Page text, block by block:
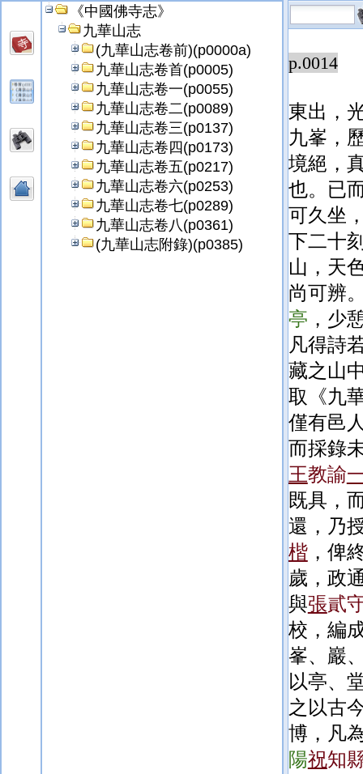
《中國佛寺志》
九華山志
(九華山志卷前)(p0000a)
九華山志卷首(p0005)
九華山志卷一(p0055)
九華山志卷二(p0089)
九華山志卷三(p0137)
九華山志卷四(p0173)
九華山志卷五(p0217)
九華山志卷六(p0253)
九華山志卷七(p0289)
九華山志卷八(p0361)
(九華山志附錄)(p0385)
p.0014
東出，
九峯，
境絕，
也。已
可久坐
下二十
山，天
尚可辨
亭 ，少
凡得詩
藏之山
取《九
僅有邑
而採錄
王教諭
既具，
還，乃
楷，俾
歲，政
與張貳
校，編
峯、巖
以亭、
之以古
博，凡
陽祝知